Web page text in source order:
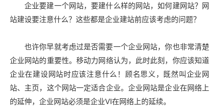
企业要建一个网站，要建什么样的网站，如何建网站？网
站建设要注意什么？这些都是企业建站前应该考虑的问题？
也许你早就考虑过是否需要一个企业网站，你也非常清楚
企业网站的重要性。移动力网络认为，此时此刻，你应该知道
企业在建设网站时应该注意什么！顾名思义，既然叫企业网
站、主页，这个网站一定适合企业。企业网站是企业在网络上
的延伸，企业网站必须是企业VI在网络上的延续。